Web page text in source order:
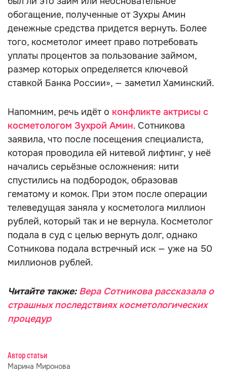
обогащение, полученные от Зухры Амин
денежные средства придется вернуть. Более
того, косметолог имеет право потребовать
уплаты процентов за пользование займом,
размер которых определяется ключевой
ставкой Банка России», — заметил Хаминский.
Напомним, речь идёт о конфликте актрисы с
косметологом Зухрой Амин. Сотникова
заявила, что после посещения специалиста,
которая проводила ей нитевой лифтинг, у неё
начались серьёзные осложнения: нити
спустились на подбородок, образовав
гематому и комок. При этом после операции
телеведущая заняла у косметолога миллион
рублей, который так и не вернула. Косметолог
подала в суд с целью вернуть долг, однако
Сотникова подала встречный иск — уже на 50
миллионов рублей.
Читайте также: Вера Сотникова рассказала о
страшных последствиях косметологических
процедур
Автор статьи
Марина Миронова